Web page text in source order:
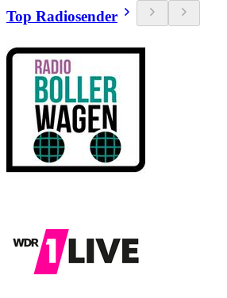
Top Radiosender